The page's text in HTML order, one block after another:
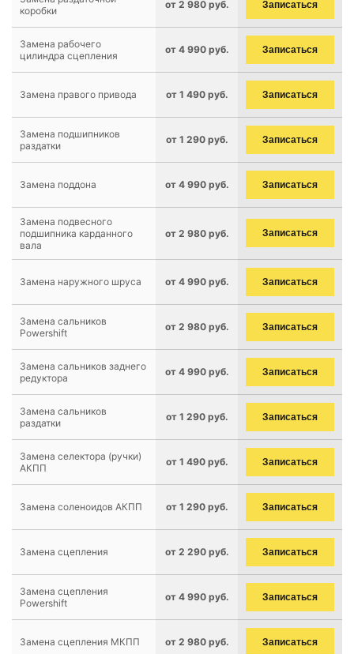
коробки
от 2 980 руб. Записаться
Замена рабочего
цилиндра сцепления
от 4 990 руб. Записаться
Замена правого привода от 1 490 руб. Записаться
Замена подшипников
раздатки
от 1 290 руб. Записаться
Замена поддона от 4 990 руб. Записаться
Замена подвесного
подшипника карданного
вала
от 2 980 руб. Записаться
Замена наружного шруса от 4 990 руб. Записаться
Замена сальников
Powershift
от 2 980 руб. Записаться
Замена сальников заднего
редуктора
от 4 990 руб. Записаться
Замена сальников
раздатки
от 1 290 руб. Записаться
Замена селектора (ручки)
АКПП
от 1 490 руб. Записаться
Замена соленоидов АКПП от 1 290 руб. Записаться
Замена сцепления от 2 290 руб. Записаться
Замена сцепления
Powershift
от 4 990 руб. Записаться
Замена сцепления МКПП от 2 980 руб. Записаться